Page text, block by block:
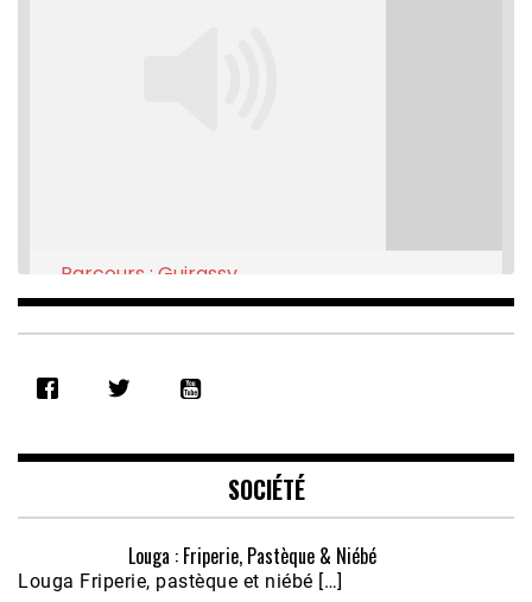
RSS FEED
EMBED
Parcours : Guirassy
Feb 16, 2021 • 28:08
SOCIÉTÉ
Louga : Friperie, Pastèque & Niébé
Louga Friperie, pastèque et niébé […]